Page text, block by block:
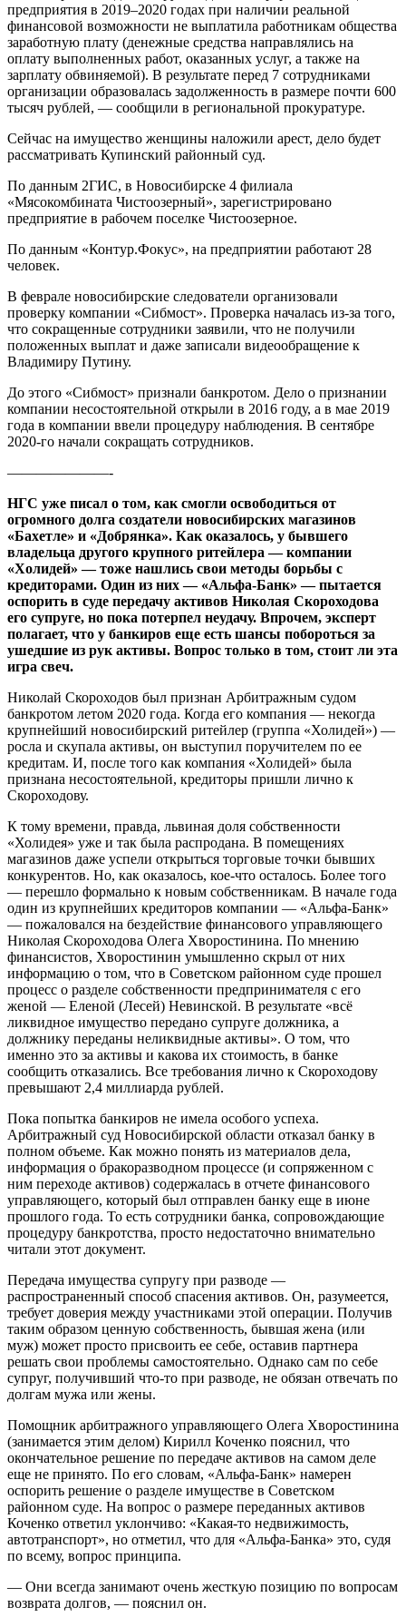
предприятия в 2019–2020 годах при наличии реальной
финансовой возможности не выплатила работникам общества
заработную плату (денежные средства направлялись на
оплату выполненных работ, оказанных услуг, а также на
зарплату обвиняемой). В результате перед 7 сотрудниками
организации образовалась задолженность в размере почти 600
тысяч рублей, — сообщили в региональной прокуратуре.
Сейчас на имущество женщины наложили арест, дело будет
рассматривать Купинский районный суд.
По данным 2ГИС, в Новосибирске 4 филиала
«Мясокомбината Чистоозерный», зарегистрировано
предприятие в рабочем поселке Чистоозерное.
По данным «Контур.Фокус», на предприятии работают 28
человек.
В феврале новосибирские следователи организовали
проверку компании «Сибмост». Проверка началась из-за того,
что сокращенные сотрудники заявили, что не получили
положенных выплат и даже записали видеообращение к
Владимиру Путину.
До этого «Сибмост» признали банкротом. Дело о признании
компании несостоятельной открыли в 2016 году, а в мае 2019
года в компании ввели процедуру наблюдения. В сентябре
2020-го начали сокращать сотрудников.
———————-
НГС уже писал о том, как смогли освободиться от
огромного долга создатели новосибирских магазинов
«Бахетле» и «Добрянка». Как оказалось, у бывшего
владельца другого крупного ритейлера — компании
«Холидей» — тоже нашлись свои методы борьбы с
кредиторами. Один из них — «Альфа-Банк» — пытается
оспорить в суде передачу активов Николая Скороходова
его супруге, но пока потерпел неудачу. Впрочем, эксперт
полагает, что у банкиров еще есть шансы побороться за
ушедшие из рук активы. Вопрос только в том, стоит ли эта
игра свеч.
Николай Скороходов был признан Арбитражным судом
банкротом летом 2020 года. Когда его компания — некогда
крупнейший новосибирский ритейлер (группа «Холидей») —
росла и скупала активы, он выступил поручителем по ее
кредитам. И, после того как компания «Холидей» была
признана несостоятельной, кредиторы пришли лично к
Скороходову.
К тому времени, правда, львиная доля собственности
«Холидея» уже и так была распродана. В помещениях
магазинов даже успели открыться торговые точки бывших
конкурентов. Но, как оказалось, кое-что осталось. Более того
— перешло формально к новым собственникам. В начале года
один из крупнейших кредиторов компании — «Альфа-Банк»
— пожаловался на бездействие финансового управляющего
Николая Скороходова Олега Хворостинина. По мнению
финансистов, Хворостинин умышленно скрыл от них
информацию о том, что в Советском районном суде прошел
процесс о разделе собственности предпринимателя с его
женой — Еленой (Лесей) Невинской. В результате «всё
ликвидное имущество передано супруге должника, а
должнику переданы неликвидные активы». О том, что
именно это за активы и какова их стоимость, в банке
сообщить отказались. Все требования лично к Скороходову
превышают 2,4 миллиарда рублей.
Пока попытка банкиров не имела особого успеха.
Арбитражный суд Новосибирской области отказал банку в
полном объеме. Как можно понять из материалов дела,
информация о бракоразводном процессе (и сопряженном с
ним переходе активов) содержалась в отчете финансового
управляющего, который был отправлен банку еще в июне
прошлого года. То есть сотрудники банка, сопровождающие
процедуру банкротства, просто недостаточно внимательно
читали этот документ.
Передача имущества супругу при разводе —
распространенный способ спасения активов. Он, разумеется,
требует доверия между участниками этой операции. Получив
таким образом ценную собственность, бывшая жена (или
муж) может просто присвоить ее себе, оставив партнера
решать свои проблемы самостоятельно. Однако сам по себе
супруг, получивший что-то при разводе, не обязан отвечать по
долгам мужа или жены.
Помощник арбитражного управляющего Олега Хворостинина
(занимается этим делом) Кирилл Коченко пояснил, что
окончательное решение по передаче активов на самом деле
еще не принято. По его словам, «Альфа-Банк» намерен
оспорить решение о разделе имуществе в Советском
районном суде. На вопрос о размере переданных активов
Коченко ответил уклончиво: «Какая-то недвижимость,
автотранспорт», но отметил, что для «Альфа-Банка» это, судя
по всему, вопрос принципа.
— Они всегда занимают очень жесткую позицию по вопросам
возврата долгов, — пояснил он.